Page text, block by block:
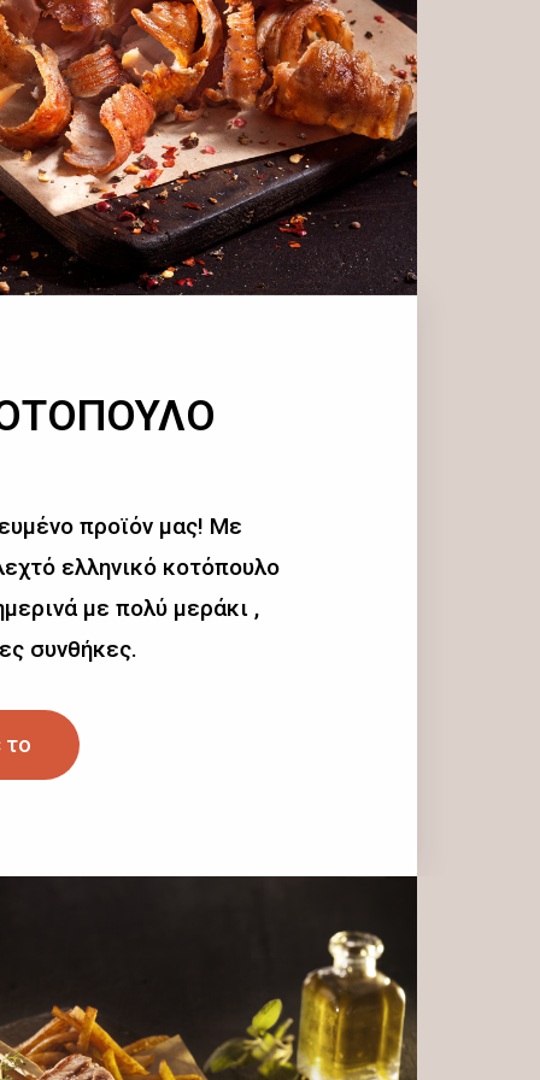
προϊόν μας! Με
ελληνικό κοτόπουλο
με πολύ μεράκι ,
συνθήκες.
το